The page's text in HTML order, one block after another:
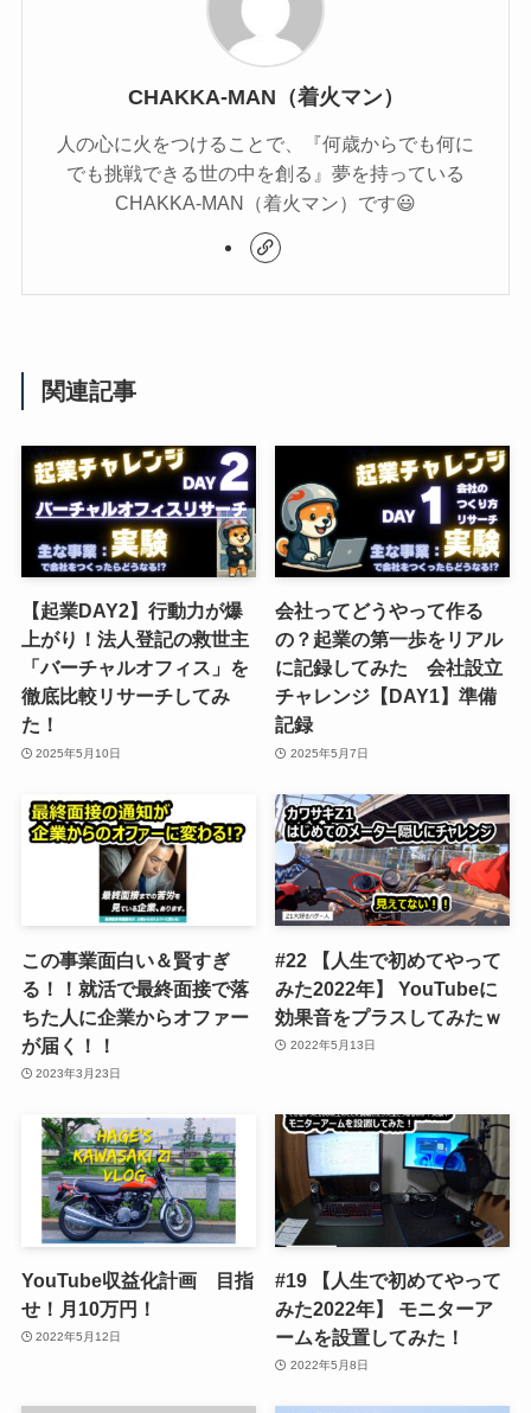
CHAKKA-MAN（着火マン）
人の心に火をつけることで、『何歳からでも何に
でも挑戦できる世の中を創る』夢を持っている
CHAKKA-MAN（着火マン）です😃
関連記事
【起業DAY2】行動力が爆
上がり！法人登記の救世主
「バーチャルオフィス」を
徹底比較リサーチしてみ
た！
2025年5月10日
会社ってどうやって作る
の？起業の第一歩をリアル
に記録してみた 会社設立
チャレンジ【DAY1】準備
記録
2025年5月7日
この事業面白い＆賢すぎ
る！！就活で最終面接で落
ちた人に企業からオファー
が届く！！
2023年3月23日
#22 【人生で初めてやって
みた2022年】 YouTubeに
効果音をプラスしてみたｗ
2022年5月13日
YouTube収益化計画 目指
せ！月10万円！
2022年5月12日
#19 【人生で初めてやって
みた2022年】 モニターア
ームを設置してみた！
2022年5月8日